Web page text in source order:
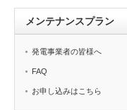
メンテナンスプラン
発電事業者の皆様へ
FAQ
お申し込みはこちら